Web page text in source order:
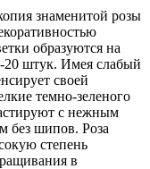
знаменитой розы
образуются на
20 штук. Имея слабый
своей
темно-зеленого
с нежным
без шипов. Роза
степень
в